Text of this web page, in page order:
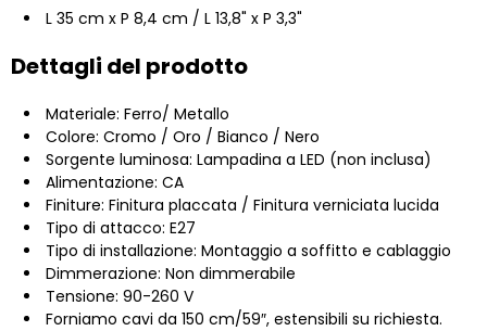
L 35 cm x P 8,4 cm / L 13,8" x P 3,3"
Dettagli del prodotto
Materiale: Ferro/ Metallo
Colore: Cromo / Oro / Bianco / Nero
Sorgente luminosa: Lampadina a LED (non inclusa)
Alimentazione: CA
Finiture: Finitura placcata / Finitura verniciata lucida
Tipo di attacco: E27
Tipo di installazione: Montaggio a soffitto e cablaggio
Dimmerazione: Non dimmerabile
Tensione: 90-260 V
Forniamo cavi da 150 cm/59″, estensibili su richiesta.